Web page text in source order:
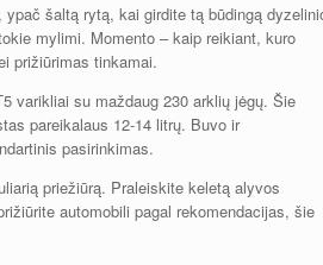
šaltą rytą, kai girdite tą būdingą
mylimi. Momento – kaip reikiant, kuro
prižiūrimas tinkamai.
varikliai su maždaug 230 arklių jėgų. Šie
pareikalaus 12-14 litrų. Buvo ir
pasirinkimas.
priežiūrą. Praleiskite keletą alyvos
automobili pagal rekomendacijas, šie